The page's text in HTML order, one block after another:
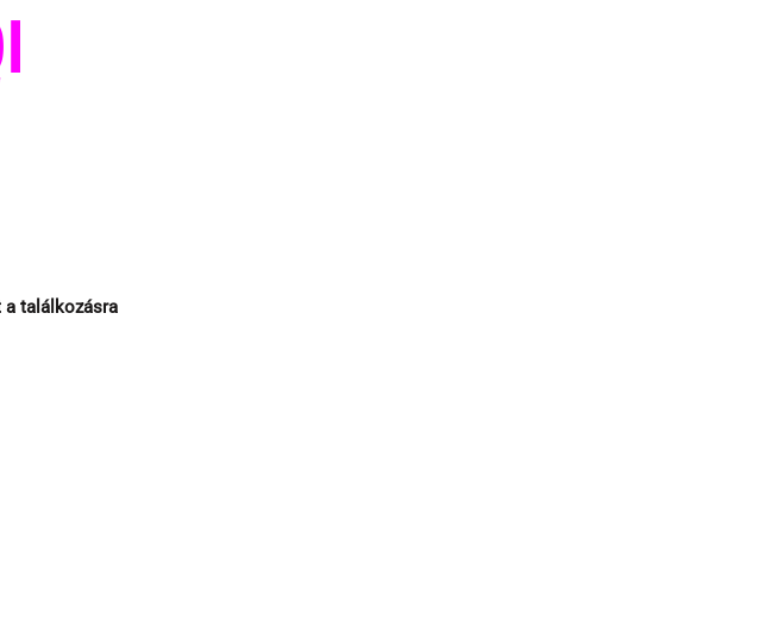
a találkozásra